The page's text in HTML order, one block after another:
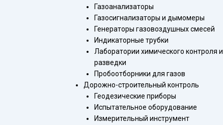
Газоанализаторы
Газосигнализаторы и дымомеры
Генераторы газовоздушных смесей
Индикаторные трубки
Лаборатории химического контроля и
разведки
Пробоотборники для газов
Дорожно-строительный контроль
Геодезические приборы
Испытательное оборудование
Измерительный инструмент